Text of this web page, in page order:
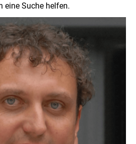
eine Suche helfen.